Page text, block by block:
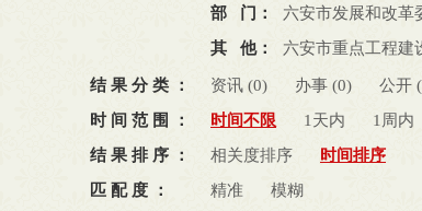
部 门：
六安市发展和改革
六安市民政局(0)
六安市生态环境局(
六安市统计局(
六安市国防动员办
其 他： 六安市重点工程建
结果分类： 资讯 (0) 办事 (0) 公开 (
时间范围：
时间不限 1天内 1周内
结果排序：
相关度排序
时间排序
匹配度：
精准 模糊